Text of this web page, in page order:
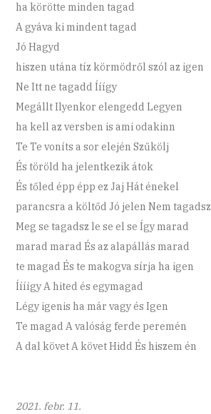
ha körötte minden tagad
A gyáva ki mindent tagad
Jó Hagyd
hiszen utána tíz körmödről szól az igen
Ne Itt ne tagadd Ííígy
Megállt Ilyenkor elengedd Legyen
ha kell az versben is ami odakinn
Te Te voníts a sor elején Szűkölj
És töröld ha jelentkezik átok
És tőled épp épp ez Jaj Hát énekel
parancsra a költőd Jó jelen Nem tagadsz
Meg se tagadsz le se el se Így marad
marad marad És az alapállás marad
te magad És te makogva sírja ha igen
Íííígy A hited és egymagad
Légy igenis ha már vagy és Igen
Te magad A valóság ferde peremén
A dal követ A követ Hidd És hiszem én
2021. febr. 11.